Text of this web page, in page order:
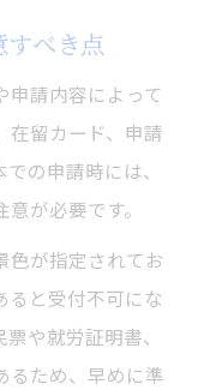
すべき点
申請内容によって
在留カード、申請
の申請時には、
が必要です。
色が指定されてお
ると受付不可にな
や就労証明書、
るため、早めに準